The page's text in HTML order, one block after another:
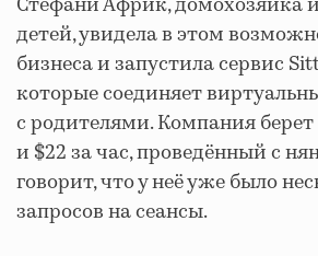
детей, увидела в этом
бизнеса и запустила сервис
которые соединяет
с родителями. Компания берет
и $22 за час, проведённый с
говорит, что у неё уже было
запросов на сеансы.